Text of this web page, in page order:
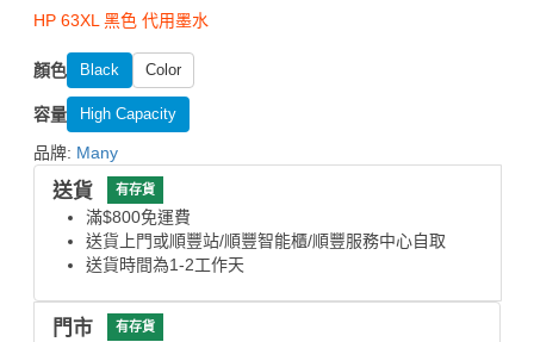
HP 63XL 黑色 代用墨水
顏色 Black Color
容量 High Capacity
品牌: Many
送貨 有存貨
滿$800免運費
送貨上門或順豐站/順豐智能櫃/順豐服務中心自取
送貨時間為1-2工作天
門市 有存貨